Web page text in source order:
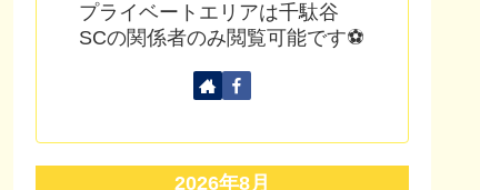
プライベートエリアは千駄谷
SCの関係者のみ閲覧可能です⚽
2026年8月